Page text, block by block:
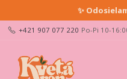
✨
+421 907 077 220 Po-Pi 10-